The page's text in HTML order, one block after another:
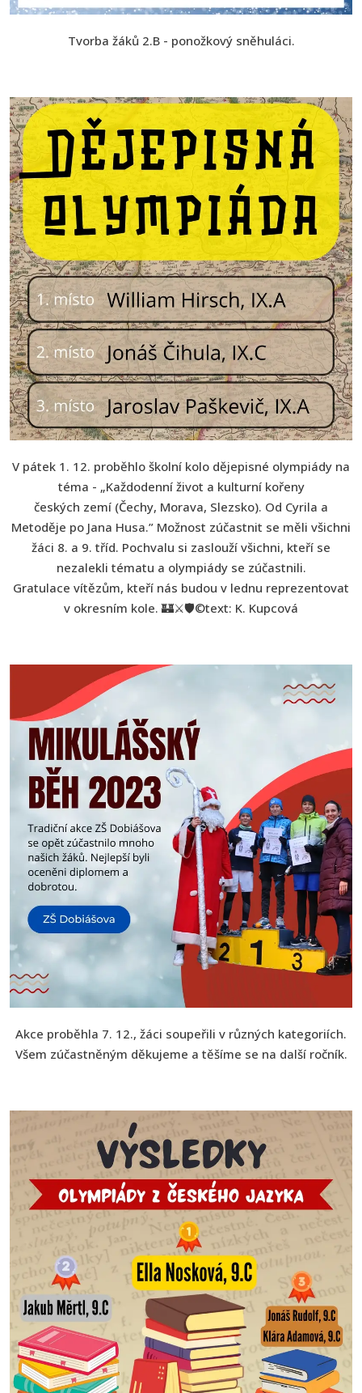
Tvorba žáků 2.B - ponožkový sněhuláci.
V pátek 1. 12. proběhlo školní kolo dějepisné olympiády na
téma - „Každodenní život a kulturní kořeny
českých zemí (Čechy, Morava, Slezsko). Od Cyrila a
Metoděje po Jana Husa.” Možnost zúčastnit se měli všichni
žáci 8. a 9. tříd. Pochvalu si zaslouží všichni, kteří se
nezalekli tématu a olympiády se zúčastnili.
Gratulace vítězům, kteří nás budou v lednu reprezentovat
v okresním kole. 🏰⚔️🛡️©text: K. Kupcová
Akce proběhla 7. 12., žáci soupeřili v různých kategoriích.
Všem zúčastněným děkujeme a těšíme se na další ročník.